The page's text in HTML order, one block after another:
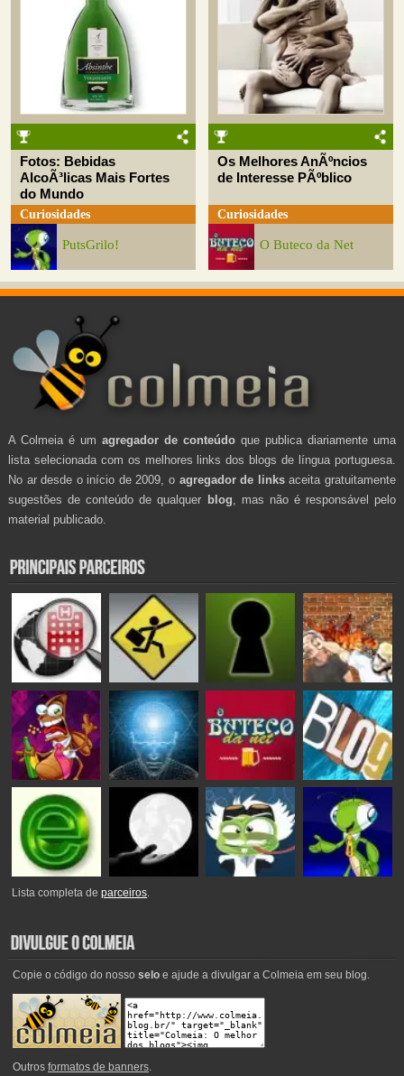
Fotos: Bebidas
AlcoÃ³licas Mais Fortes
do Mundo
Curiosidades
PutsGrilo!
Os Melhores AnÃºncios
de Interesse PÃºblico
Curiosidades
O Buteco da Net
A Colmeia é um agregador de conteúdo que publica diariamente uma
lista selecionada com os melhores links dos blogs de língua portuguesa.
No ar desde o início de 2009, o agregador de linksaceita gratuitamente
sugestões de conteúdo de qualquer blog , mas não é responsável pelo
material publicado.
Lista completa deparceiros.
Copie o código do nosso seloe ajude a divulgar a Colmeia em seu blog.
Outros formatos de banners.